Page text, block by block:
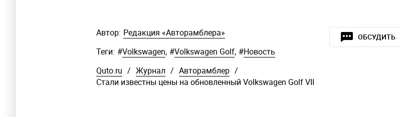
ОБСУДИТЬ
Автор: Редакция «Авторамблера»
Теги: #Volkswagen, #Volkswagen Golf, #Новость
Quto.ru / Журнал / Авторамблер /
Стали известны цены на обновленный Volkswagen Golf VII